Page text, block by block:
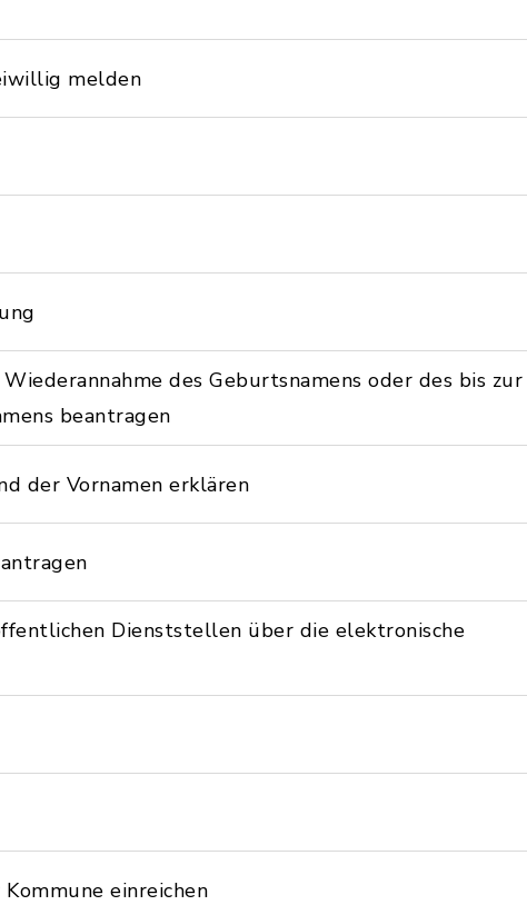
melden
des Geburtsnamens oder des bis
beantragen
der Vornamen erklären
Dienststellen über die elektronische
einreichen